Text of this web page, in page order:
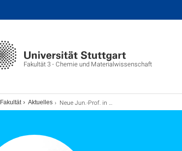
Fakultät 3 - Chemie und Materialwissenschaft
Fakultät Aktuelles Neue Jun.-Prof. in der Fakultät Chemie